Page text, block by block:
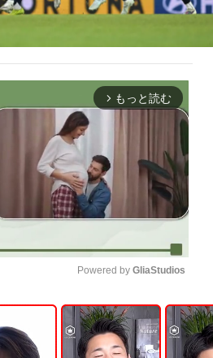
arrow_forward_ios もっと読む
U
n
m
u
Powered by GliaStudios